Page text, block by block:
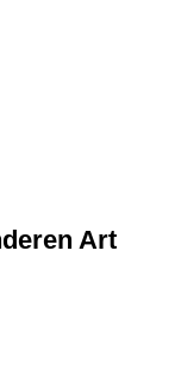
Art